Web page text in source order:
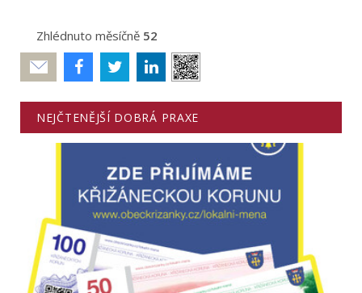
Zhlédnuto měsíčně 52
Poslat
NEJČTENĚJŠÍ DOBRÁ PRAXE